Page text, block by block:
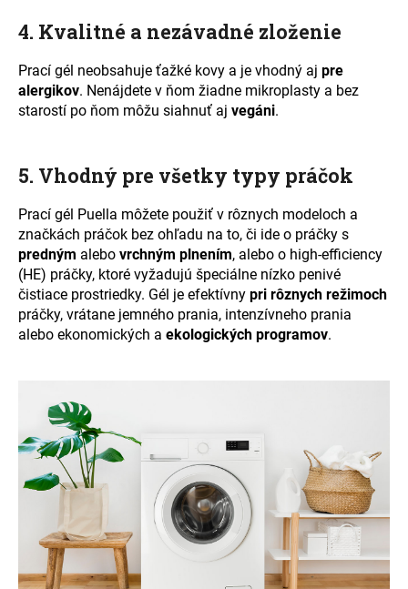
4. Kvalitné a nezávadné zloženie
Prací gél neobsahuje ťažké kovy a je vhodný aj pre
alergikov. Nenájdete v ňom žiadne mikroplasty a bez
starostí po ňom môžu siahnuť aj vegáni.
5. Vhodný pre všetky typy práčok
Prací gél Puella môžete použiť v rôznych modeloch a
značkách práčok bez ohľadu na to, či ide o práčky s
predným alebo vrchným plnením, alebo o high-efficiency
(HE) práčky, ktoré vyžadujú špeciálne nízko penivé
čistiace prostriedky. Gél je efektívny pri rôznych režimoch
práčky, vrátane jemného prania, intenzívneho prania
alebo ekonomických a ekologických programov.